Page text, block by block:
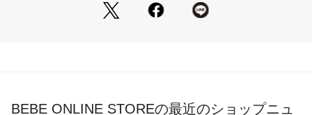
お手持ちのアイテムとのコーデもしやすい、ギフトとしてもお
すすめのアイテムです。
軽い着心地で夏のお出かけにぴったりなアイテムです。
BEBE ONLINE STOREの最近のショップニュ